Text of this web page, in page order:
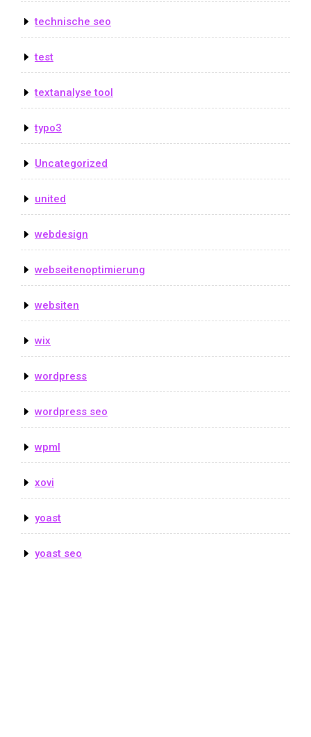
technische seo
test
textanalyse tool
typo3
Uncategorized
united
webdesign
webseitenoptimierung
websiten
wix
wordpress
wordpress seo
wpml
xovi
yoast
yoast seo